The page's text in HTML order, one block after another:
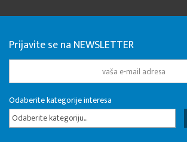
Prijavite se na NEWSLETTER
Odaberite kategorije interesa
Odaberite kategoriju...